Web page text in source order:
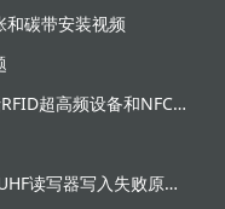
和碳带安装视频
广东灵天ELFDAY APP使用视频包括RFID超高频设备和NFC芯片标签感应
灵天超高频RFID电子标签数据使用UHF读写器写入失败原因分析